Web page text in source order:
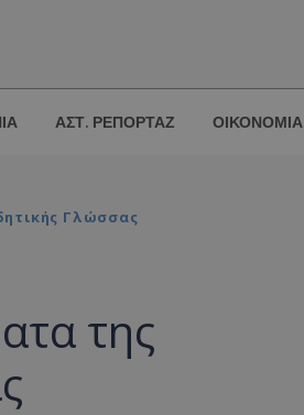
ΑΣΤ. ΡΕΠΟΡΤΑΖ ΟΙΚΟΝΟΜΙΑ
Γλώσσας
της